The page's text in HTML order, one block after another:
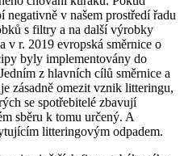
negativně v našem prostředí řadu
s filtry a na další výrobky
v r. 2019 evropská směrnice o
byly implementovány do
z hlavních cílů směrnice a
zásadně omezit vznik litteringu,
se spotřebitelé zbavují
sběru k tomu určený. A
litteringovým odpadem.